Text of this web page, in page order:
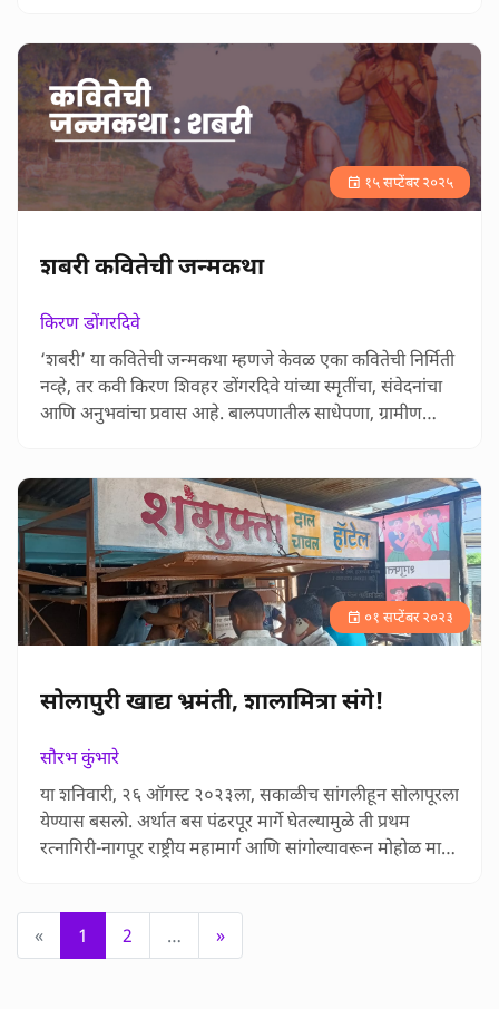
आणि अनुभूतींना ज्या संवेदनशीलतेने शब्द दिले आहेत, त्यामुळे हा
आलेख केवळ समीक्षण न राहता एक भावनिक सहप्रवास …
शबरी कवितेची जन्मकथा
किरण डोंगरदिवे
१५ सप्टेंबर २०२५
‘शबरी’ या कवितेची जन्मकथा म्हणजे केवळ एका कवितेची निर्मिती
नव्हे, तर कवी किरण शिवहर डोंगरदिवे यांच्या स्मृतींचा, संवेदनांचा
आणि अनुभवांचा प्रवास आहे. बालपणातील साधेपणा, ग्रामीण
बोलक्या भाषेतली ही कहाणी कवितेच्या मागचं खरं आयुष्य उलगडते
आणि वाचकाला भावनांच्या खोल सागरात घेऊन जाते. एखा…
सोलापुरी खाद्य भ्रमंती, शालामित्रा संगे!
सौरभ कुंभारे
०१ सप्टेंबर २०२३
या शनिवारी, २६ ऑगस्ट २०२३ला, सकाळीच सांगलीहून सोलापूरला
येण्यास बसलो. अर्थात बस पंढरपूर मार्गे घेतल्यामुळे ती प्रथम
रत्नागिरी-नागपूर राष्ट्रीय महामार्ग आणि सांगोल्यावरून मोहोळ मार्गे
वास्तव्यामध्ये त्याने भरपूर छान छान authentic आणि हटके अशी
खाद्य भ्रमंती केली होती, त्यामुळे त्याचा …
« 1 2 … »